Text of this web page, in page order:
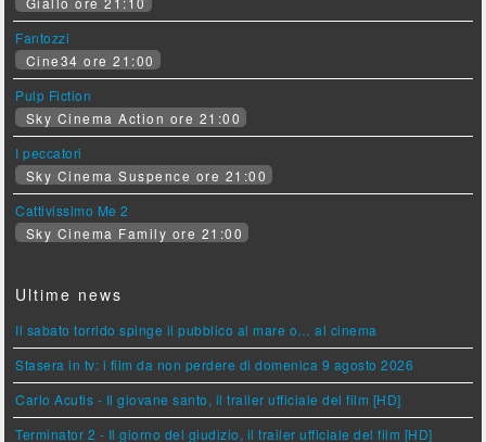
Fantozzi
Cine34 ore 21:00
Pulp Fiction
Sky Cinema Action ore 21:00
I peccatori
Sky Cinema Suspence ore 21:00
Cattivissimo Me 2
Sky Cinema Family ore 21:00
Ultime news
Il sabato torrido spinge il pubblico al mare o… al cinema
Stasera in tv: i film da non perdere di domenica 9 agosto 2026
Carlo Acutis - Il giovane santo, il trailer ufficiale del film [HD]
Terminator 2 - Il giorno del giudizio, il trailer ufficiale del film [HD]